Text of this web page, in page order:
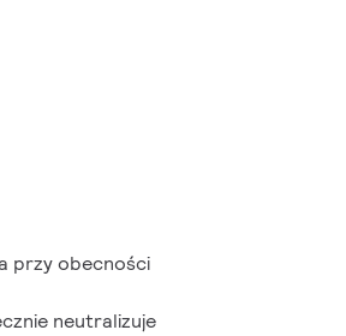
przy obecności
neutralizuje